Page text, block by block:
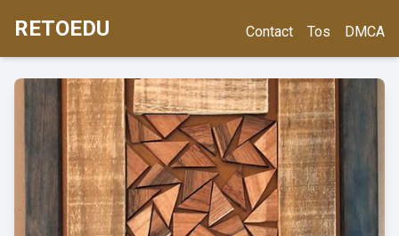
RETOEDU Contact Tos DMCA